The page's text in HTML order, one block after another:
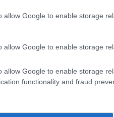
allow Google to enable storage
allow Google to enable storage
allow Google to enable storage
functionality and fraud
Ti piace ascoltare la
pensato
NEO SINGLE è la
è progettato per non